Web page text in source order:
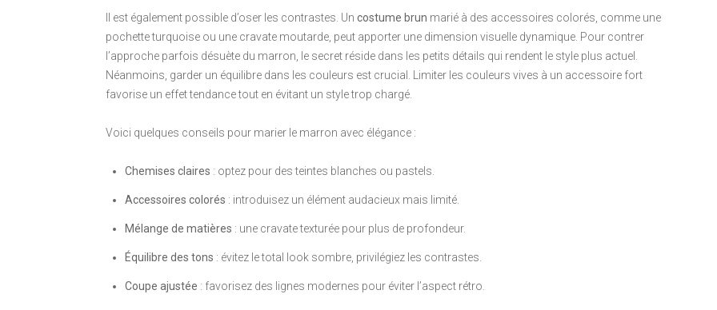
Il est également possible d’oser les contrastes. Un costume brun marié à des accessoires colorés, comme une
pochette turquoise ou une cravate moutarde, peut apporter une dimension visuelle dynamique. Pour contrer
l’approche parfois désuète du marron, le secret réside dans les petits détails qui rendent le style plus actuel.
Néanmoins, garder un équilibre dans les couleurs est crucial. Limiter les couleurs vives à un accessoire fort
favorise un effet tendance tout en évitant un style trop chargé.
Voici quelques conseils pour marier le marron avec élégance :
Chemises claires : optez pour des teintes blanches ou pastels.
Accessoires colorés : introduisez un élément audacieux mais limité.
Mélange de matières : une cravate texturée pour plus de profondeur.
Équilibre des tons : évitez le total look sombre, privilégiez les contrastes.
Coupe ajustée : favorisez des lignes modernes pour éviter l’aspect rétro.